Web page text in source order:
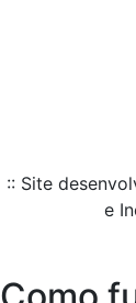
:: Site
e